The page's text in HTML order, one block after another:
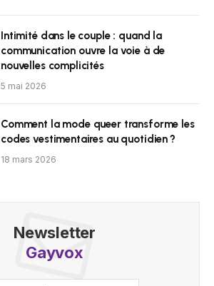
Intimité dans le couple : quand la
communication ouvre la voie à de
nouvelles complicités
5 mai 2026
Comment la mode queer transforme les
codes vestimentaires au quotidien ?
18 mars 2026
Newsletter
Gayvox